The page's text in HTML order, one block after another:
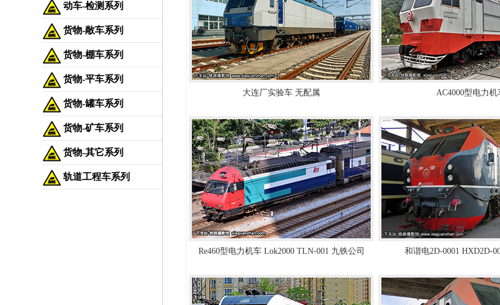
动车-检测系列
货物-敞车系列
货物-棚车系列
货物-平车系列
货物-罐车系列
货物-矿车系列
货物-其它系列
轨道工程车系列
大连厂实验车 无配属 AC4000型电力机
Re460型电力机车 Lok2000 TLN-001 九铁公司 和谐电2D-0001 HXD2D-